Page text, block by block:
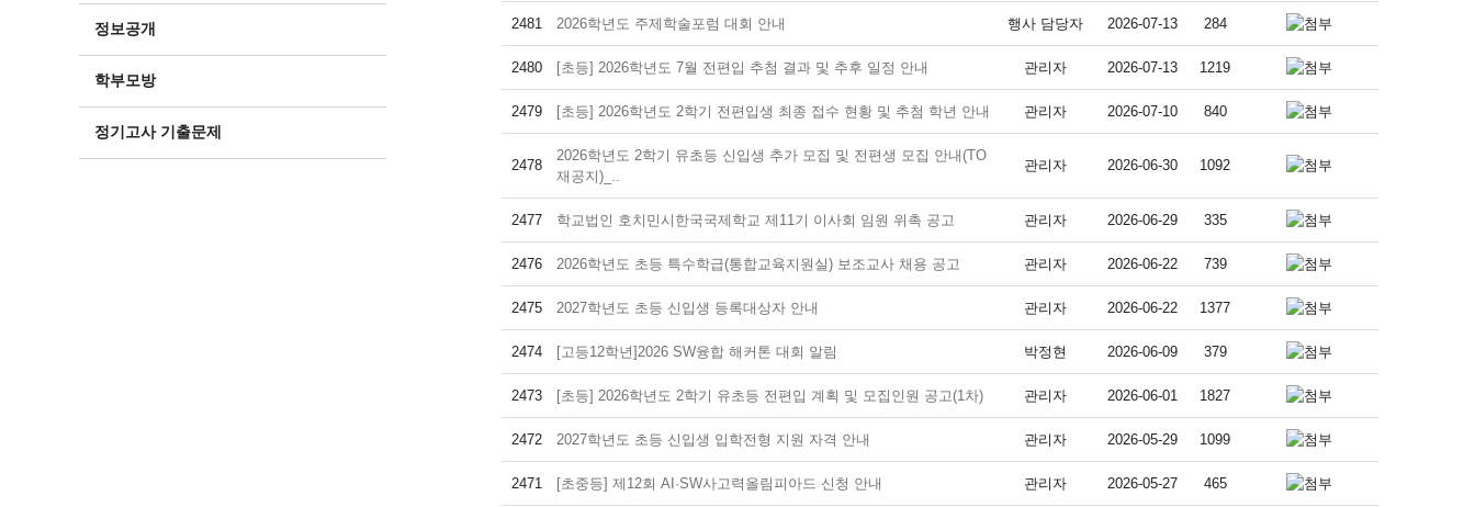
정보공개
학부모방
정기고사 기출문제
2481 2026학년도 주제학술포럼 대회 안내 행사 담당자 2026-07-13 284
2480 [초등] 2026학년도 7월 전편입 추첨 결과 및 추후 일정 안내 관리자 2026-07-13 1219
2479 [초등] 2026학년도 2학기 전편입생 최종 접수 현황 및 추첨 학년 안내 관리자 2026-07-10 840
2478
2026학년도 2학기 유초등 신입생 추가 모집 및 전편생 모집 안내(TO
재공지)_..
관리자 2026-06-30 1092
2477 학교법인 호치민시한국국제학교 제11기 이사회 임원 위촉 공고 관리자 2026-06-29 335
2476 2026학년도 초등 특수학급(통합교육지원실) 보조교사 채용 공고 관리자 2026-06-22 739
2475 2027학년도 초등 신입생 등록대상자 안내 관리자 2026-06-22 1377
2474 [고등12학년]2026 SW융합 해커톤 대회 알림 박정현 2026-06-09 379
2473 [초등] 2026학년도 2학기 유초등 전편입 계획 및 모집인원 공고(1차) 관리자 2026-06-01 1827
2472 2027학년도 초등 신입생 입학전형 지원 자격 안내 관리자 2026-05-29 1099
2471 [초중등] 제12회 AI·SW사고력올림피아드 신청 안내 관리자 2026-05-27 465